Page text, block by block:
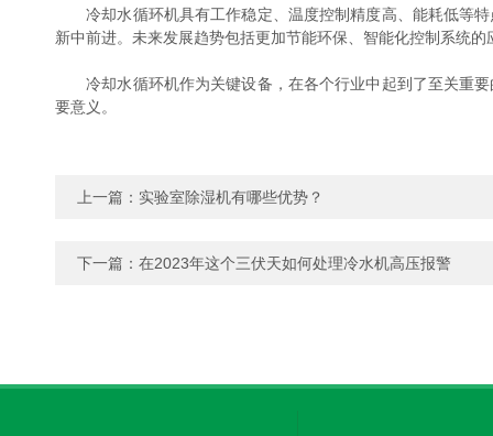
冷却水循环机具有工作稳定、温度控制精度高、能耗低等特
新中前进。未来发展趋势包括更加节能环保、智能化控制系统
冷却水循环机作为关键设备，在各个行业中起到了至关重要
要意义。
上一篇： 实验室除湿机有哪些优势？
下一篇： 在2023年这个三伏天如何处理冷水机高压报警